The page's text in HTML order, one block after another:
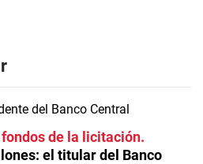
de la licitación
el titular del Banco